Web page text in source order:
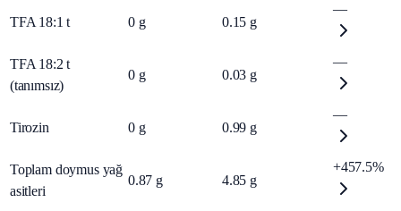
TFA 18:1 t 0 g 0.15 g
—
TFA 18:2 t
(tanımsız)
0 g 0.03 g
—
Tirozin 0 g 0.99 g
—
Toplam doymus yağ
asitleri
0.87 g 4.85 g
+457.5%